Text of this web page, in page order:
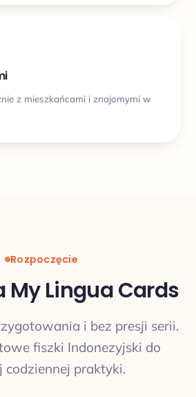
z mieszkańcami i znajomymi w
Rozpoczęcie
My Lingua Cards
i bez presji serii.
fiszki Indonezyjski do
codziennej praktyki.